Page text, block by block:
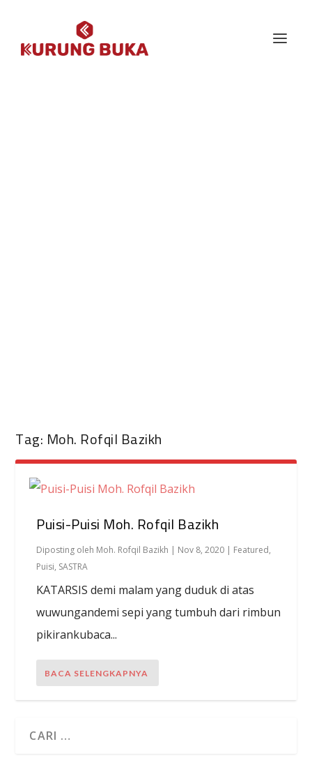
Tag: Moh. Rofqil Bazikh
Puisi-Puisi Moh. Rofqil Bazikh
Diposting oleh Moh. Rofqil Bazikh | Nov 8, 2020 | Featured,
Puisi, SASTRA
KATARSIS demi malam yang duduk di atas
wuwungandemi sepi yang tumbuh dari rimbun
pikirankubaca...
BACA SELENGKAPNYA